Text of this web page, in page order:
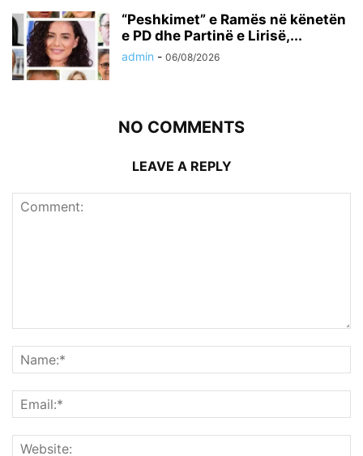
“Peshkimet” e Ramës në kënetën
e PD dhe Partinë e Lirisë,...
admin - 06/08/2026
NO COMMENTS
LEAVE A REPLY